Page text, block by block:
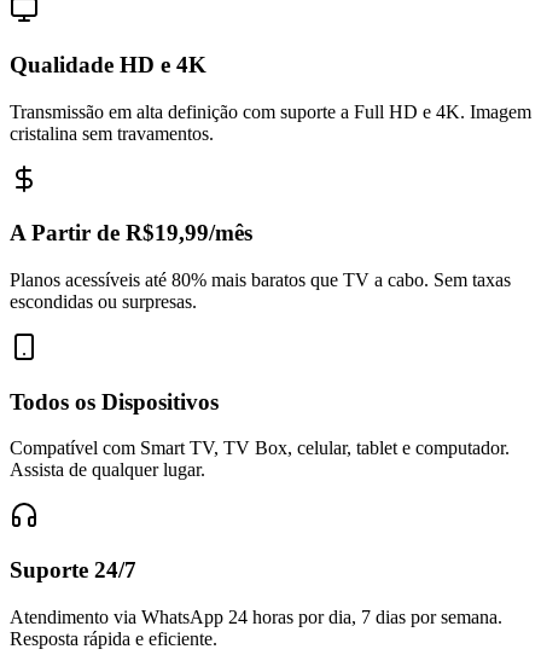
Qualidade HD e 4K
Transmissão em alta definição com suporte a Full HD e 4K. Imagem
cristalina sem travamentos.
A Partir de R$19,99/mês
Planos acessíveis até 80% mais baratos que TV a cabo. Sem taxas
escondidas ou surpresas.
Todos os Dispositivos
Compatível com Smart TV, TV Box, celular, tablet e computador.
Assista de qualquer lugar.
Suporte 24/7
Atendimento via WhatsApp 24 horas por dia, 7 dias por semana.
Resposta rápida e eficiente.